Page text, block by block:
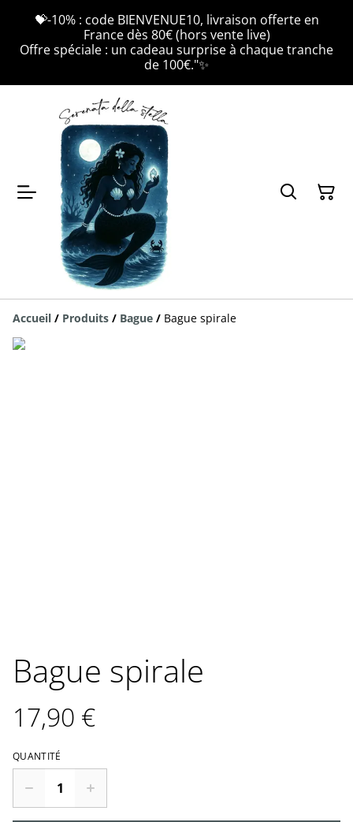
💝-10% : code BIENVENUE10, livraison offerte en
France dès 80€ (hors vente live)
Offre spéciale : un cadeau surprise à chaque tranche
de 100€."✨
Accueil / Produits / Bague / Bague spirale
Bague spirale
17,90 €
QUANTITÉ